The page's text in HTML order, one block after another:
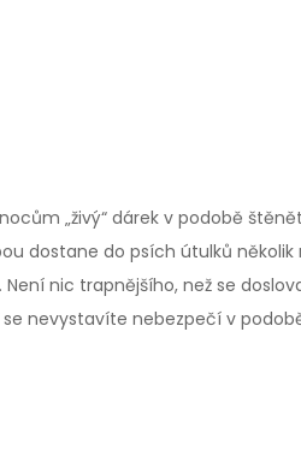
„živý“ dárek v podobě
dostane do psích útulků
nic trapnějšího, než se
nevystavíte nebezpečí v